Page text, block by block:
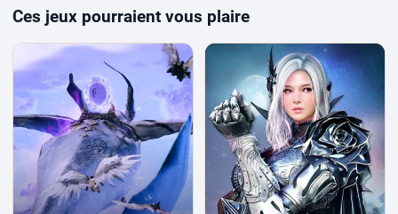
Ces jeux pourraient vous plaire